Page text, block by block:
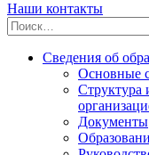
Наши контакты
Найти:
Сведения об
Основные
Структура
Документы